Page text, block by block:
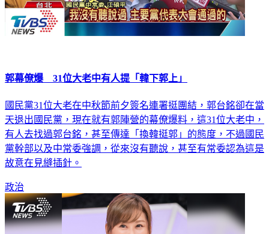
郭幕僚爆 31位大老中有人提「韓下郭上」
國民黨31位大老在中秋節前夕簽名連署挺團結，郭台銘卻在當
天退出國民黨，現在就有郭陣營的幕僚爆料，這31位大老中，
有人去找過郭台銘，甚至傳達「換韓挺郭」的態度，不過國民
黨幹部以及中常委強調，從來沒有聽說，甚至有常委認為這是
故意在見縫插針。
政治